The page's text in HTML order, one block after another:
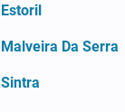
Estoril
Malveira Da Serra
Sintra